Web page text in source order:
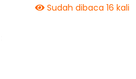
Sudah dibaca 16 kali